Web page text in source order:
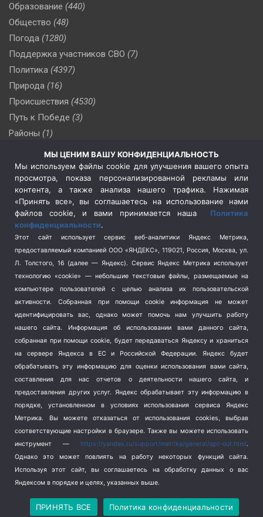
Образование (440)
Общество (48)
Погода (1280)
Поддержка участников СВО (7)
Политика (4397)
Природа (16)
Происшествия (4530)
Путь к Победе (3)
Районы (1)
(510)
Сельское хозяйство (3)
Социальная политика
(3)
Спецоперация в Украине
Спецоперация на Украине
(404)
Спорт (740)
Терроризм (1)
Транспорт (262)
Туризм (178)
Флот (76)
Школа и спорт (2)
Экология (8)
Экономика (1172)
Copyright © 2026
Политика конфиденциальности
МЫ ЦЕНИМ ВАШУ КОНФИДЕНЦИАЛЬНОСТЬ
Мы используем файлы cookie для улучшения вашего опыта
просмотра, показа персонализированной рекламы или
контента, а также анализа нашего трафика. Нажимая
«Принять все», вы соглашаетесь на использование нами
файлов cookie, и вами принимается наша Политика
конфиденциальности.
Этот сайт использует сервис веб-аналитики Яндекс Метрика,
предоставляемый компанией ООО «ЯНДЕКС», 119021, Россия, Москва, ул.
Л. Толстого, 16 (далее — Яндекс). Сервис Яндекс Метрика использует
технологию «cookie» — небольшие текстовые файлы, размещаемые на
компьютере пользователей с целью анализа их пользовательской
активности.
Собранная при помощи cookie информация не может
идентифицировать вас, однако может помочь нам улучшить работу
нашего сайта. Информация об использовании вами данного сайта,
собранная при помощи cookie, будет передаваться Яндексу и храниться
на сервере Яндекса в ЕС и Российской Федерации. Яндекс будет
обрабатывать эту информацию для оценки использования вами сайта,
составления для нас отчетов о деятельности нашего сайта, и
предоставления других услуг. Яндекс обрабатывает эту информацию в
порядке, установленном в условиях использования сервиса Яндекс
Метрика.
Вы можете отказаться от использования cookies, выбрав
соответствующие настройки в браузере. Также вы можете использовать
инструмент — https://yandex.ru/support/metrika/general/opt-out.html.
Однако это может повлиять на работу некоторых функций сайта.
Используя этот сайт, вы соглашаетесь на обработку данных о вас
Яндексом в порядке и целях, указанных выше.
ПРИНЯТЬ ВСЕ Политика конфиденциальности